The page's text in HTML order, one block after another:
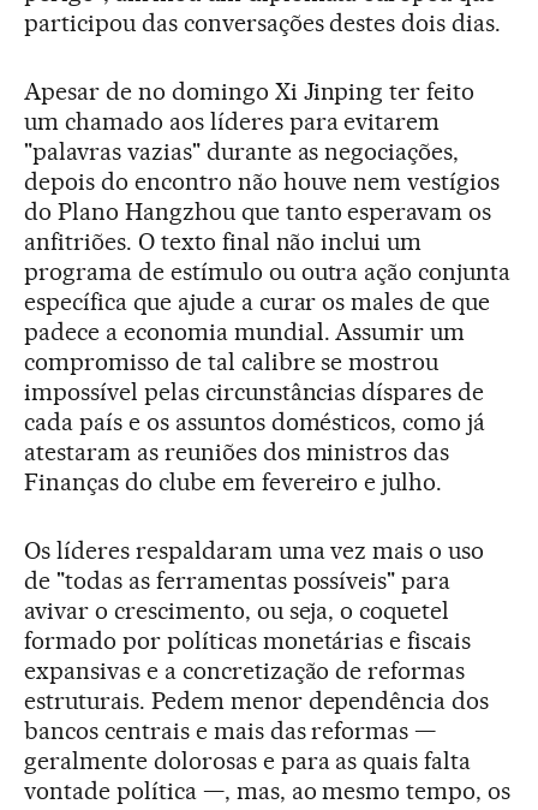
participou das conversações destes dois dias.
Apesar de no domingo Xi Jinping ter feito
um chamado aos líderes para evitarem
"palavras vazias" durante as negociações,
depois do encontro não houve nem vestígios
do Plano Hangzhou que tanto esperavam os
anfitriões. O texto final não inclui um
programa de estímulo ou outra ação conjunta
específica que ajude a curar os males de que
padece a economia mundial. Assumir um
compromisso de tal calibre se mostrou
impossível pelas circunstâncias díspares de
cada país e os assuntos domésticos, como já
atestaram as reuniões dos ministros das
Finanças do clube em fevereiro e julho.
Os líderes respaldaram uma vez mais o uso
de "todas as ferramentas possíveis" para
avivar o crescimento, ou seja, o coquetel
formado por políticas monetárias e fiscais
expansivas e a concretização de reformas
estruturais. Pedem menor dependência dos
bancos centrais e mais das reformas —
geralmente dolorosas e para as quais falta
vontade política —, mas, ao mesmo tempo, os